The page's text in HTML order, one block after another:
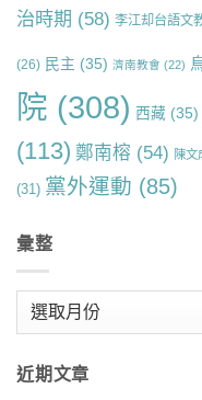
治時期 (58) 李江却台語文
(26) 民主 (35) 濟南教會 (22)
院 (308) 西藏 (35)
(113) 鄭南榕 (54) 陳文
(31) 黨外運動 (85)
彙整
近期文章